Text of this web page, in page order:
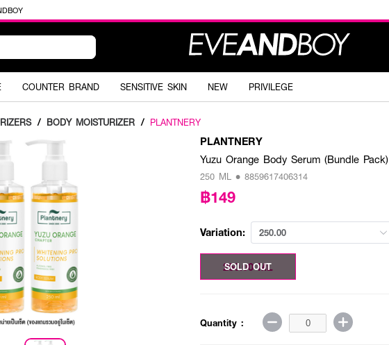
COUNTER BRAND SENSITIVE SKIN NEW PRIVILEGE
/ BODY MOISTURIZER / PLANTNERY
PLANTNERY
Yuzu Orange Body Serum (Bundle Pack)
250 ML • 8859617406314
฿149
Variation: 250.00
250.00 ML
SOLD OUT
Quantity :